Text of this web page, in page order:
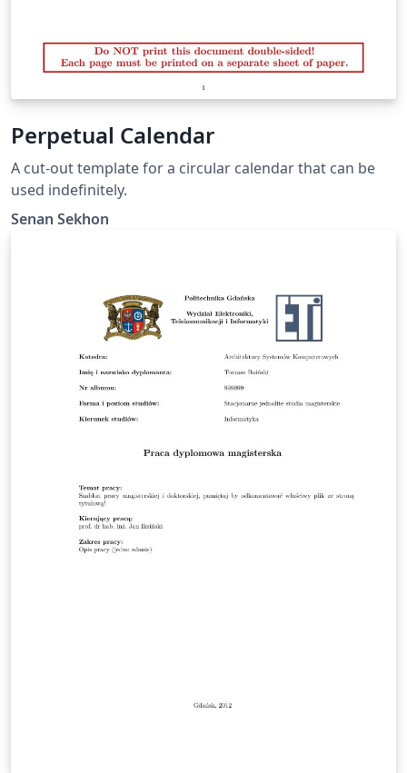
Perpetual Calendar
A cut-out template for a circular calendar that can be
used indefinitely.
Senan Sekhon